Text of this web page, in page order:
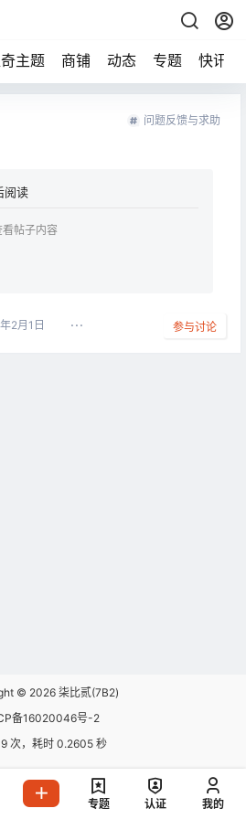
主题 商铺 动态 专题 快讯
问题反馈与求助
阅读
帖子内容
2月1日 参与讨论
© 2026 柒比贰(7B2)
备16020046号-2
次，耗时 0.2605 秒
专题 认证 我的